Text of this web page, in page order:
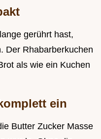
gerührt hast,
Der Rhabarberkuchen
als wie ein Kuchen
ein
Butter Zucker Masse